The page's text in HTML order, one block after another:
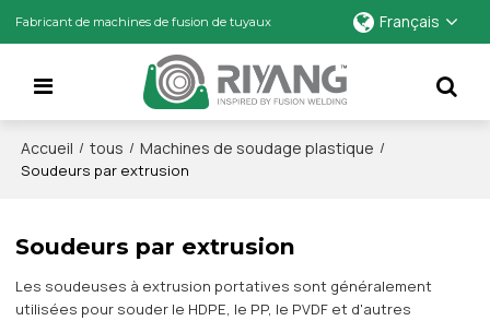
Fabricant de machines de fusion de tuyaux Français
Accueil / tous / Machines de soudage plastique /
Soudeurs par extrusion
Soudeurs par extrusion
Les soudeuses à extrusion portatives sont généralement
utilisées pour souder le HDPE, le PP, le PVDF et d'autres